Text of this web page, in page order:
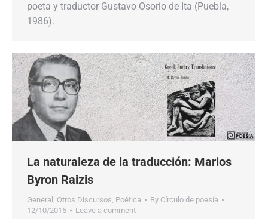
poeta y traductor Gustavo Osorio de Ita (Puebla,
1986).
La naturaleza de la traducción: Marios
Byron Raizis
General , Otros Discursos, Poética By Círculo de poesía
12/10/2015
Leave a comment